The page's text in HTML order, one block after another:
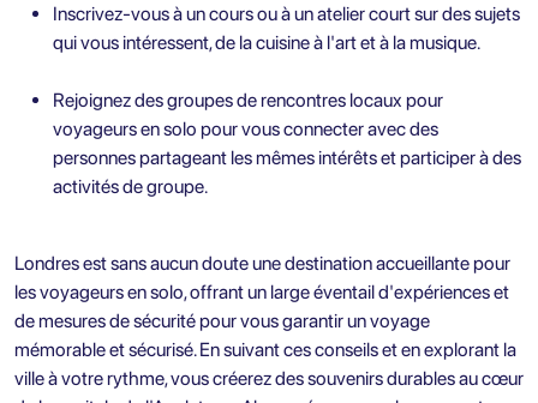
Inscrivez-vous à un cours ou à un atelier court sur des sujets
qui vous intéressent, de la cuisine à l'art et à la musique.
Rejoignez des groupes de rencontres locaux pour
voyageurs en solo pour vous connecter avec des
personnes partageant les mêmes intérêts et participer à des
activités de groupe.
Londres est sans aucun doute une destination accueillante pour
les voyageurs en solo, offrant un large éventail d'expériences et
de mesures de sécurité pour vous garantir un voyage
mémorable et sécurisé. En suivant ces conseils et en explorant la
ville à votre rythme, vous créerez des souvenirs durables au cœur